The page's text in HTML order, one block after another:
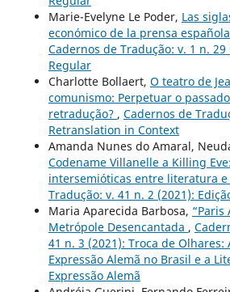
Marie-Evelyne Le Poder, Las
económico de la prensa
Cadernos de Tradução: v. 1 n. 29
Regular
Charlotte Bollaert, O teatro de
comunismo: Perpetuar o
retradução? , Cadernos de
Retranslation in Context
Amanda Nunes do Amaral,
Codename Villanelle a Killing
intersemióticas entre literatura e
Tradução: v. 41 n. 2 (2021):
Maria Aparecida Barbosa, “Paris
Metrópole Desencantada ,
41 n. 3 (2021): Troca de
Expressão Alemã no Brasil e a
Expressão Alemã